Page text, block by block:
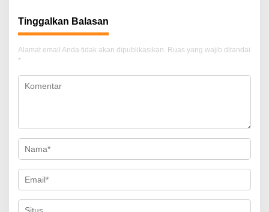
Tinggalkan Balasan
Alamat email Anda tidak akan dipublikasikan. Ruas yang wajib ditandai
*